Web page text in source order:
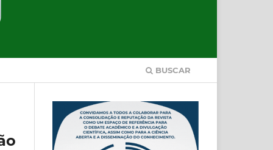
BUSCAR